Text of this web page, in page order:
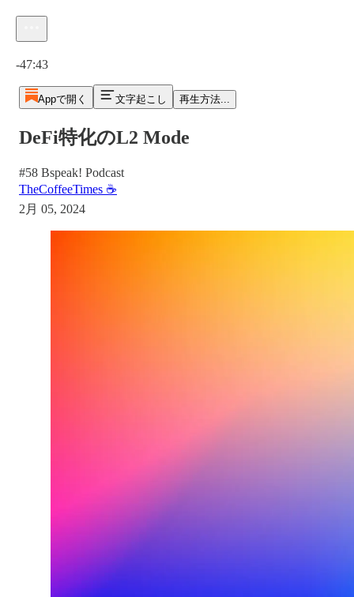
-47:43
Appで開く 文字起こし 再生方法...
DeFi特化のL2 Mode
#58 Bspeak! Podcast
TheCoffeeTimes ☕
2月 05, 2024